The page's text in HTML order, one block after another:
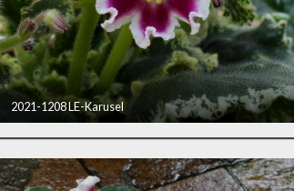
2021-1208 LE-Karusel